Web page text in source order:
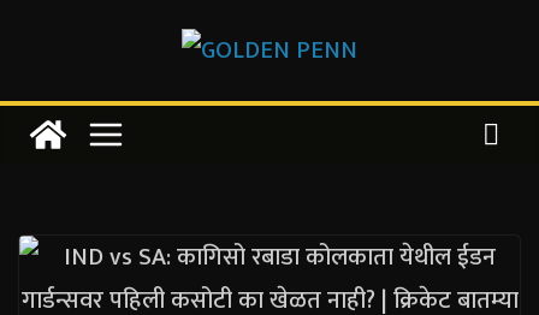
content